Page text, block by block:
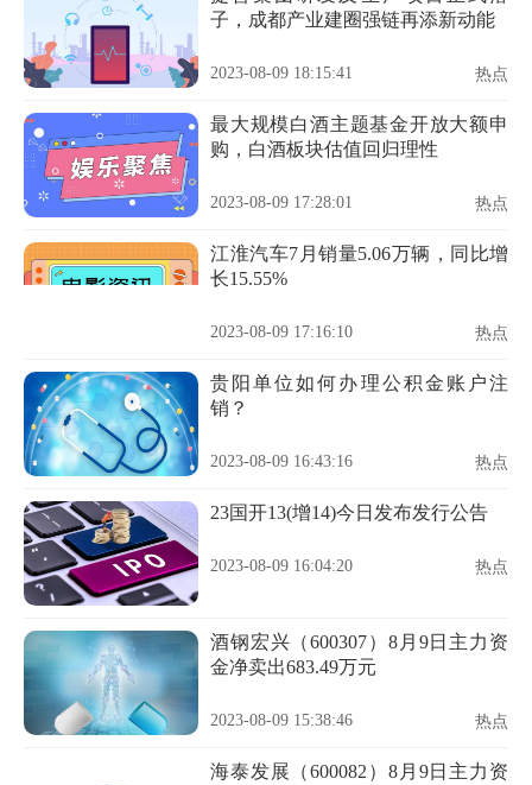
子，成都产业建圈强链再添新动能
2023-08-09 18:15:41 热点
最大规模白酒主题基金开放大额申
购，白酒板块估值回归理性
2023-08-09 17:28:01 热点
江淮汽车7月销量5.06万辆，同比增
长15.55%
2023-08-09 17:16:10 热点
贵阳单位如何办理公积金账户注
销？
2023-08-09 16:43:16 热点
23国开13(增14)今日发布发行公告
2023-08-09 16:04:20 热点
酒钢宏兴（600307）8月9日主力资
金净卖出683.49万元
2023-08-09 15:38:46 热点
海泰发展（600082）8月9日主力资